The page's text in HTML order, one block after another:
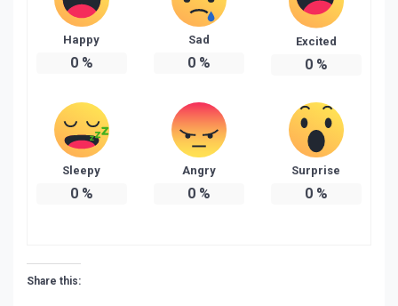
Happy
0%
Sad
0%
Excited
0%
Sleepy
0%
Angry
0%
Surprise
0%
Share this: